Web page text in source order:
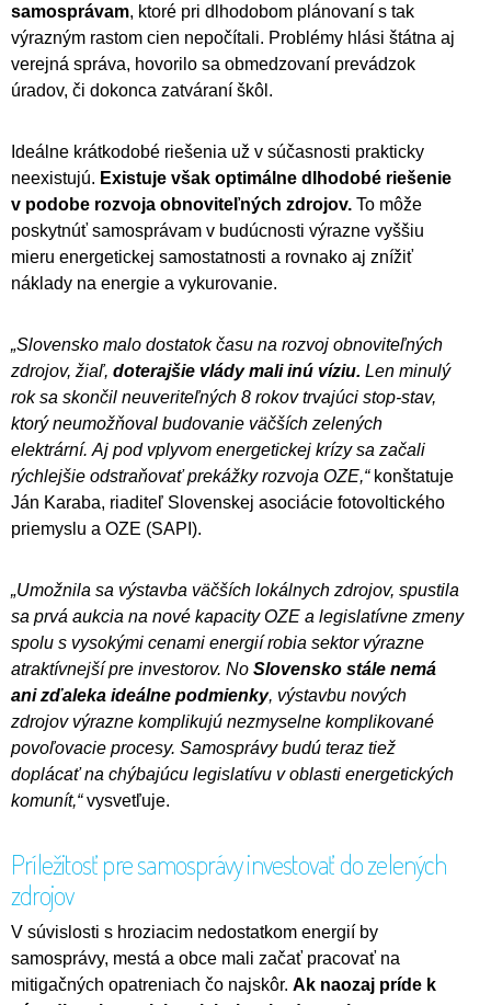
samosprávam, ktoré pri dlhodobom plánovaní s tak
výrazným rastom cien nepočítali. Problémy hlási štátna aj
verejná správa, hovorilo sa obmedzovaní prevádzok
úradov, či dokonca zatváraní škôl.
Ideálne krátkodobé riešenia už v súčasnosti prakticky
neexistujú. Existuje však optimálne dlhodobé riešenie
v podobe rozvoja obnoviteľných zdrojov. To môže
poskytnúť samosprávam v budúcnosti výrazne vyššiu
mieru energetickej samostatnosti a rovnako aj znížiť
náklady na energie a vykurovanie.
„Slovensko malo dostatok času na rozvoj obnoviteľných
zdrojov, žiaľ, doterajšie vlády mali inú víziu. Len minulý
rok sa skončil neuveriteľných 8 rokov trvajúci stop-stav,
ktorý neumožňoval budovanie väčších zelených
elektrární. Aj pod vplyvom energetickej krízy sa začali
rýchlejšie odstraňovať prekážky rozvoja OZE,“ konštatuje
Ján Karaba, riaditeľ Slovenskej asociácie fotovoltického
priemyslu a OZE (SAPI).
„Umožnila sa výstavba väčších lokálnych zdrojov, spustila
sa prvá aukcia na nové kapacity OZE a legislatívne zmeny
spolu s vysokými cenami energií robia sektor výrazne
atraktívnejší pre investorov. No Slovensko stále nemá
ani zďaleka ideálne podmienky, výstavbu nových
zdrojov výrazne komplikujú nezmyselne komplikované
povoľovacie procesy. Samosprávy budú teraz tiež
doplácať na chýbajúcu legislatívu v oblasti energetických
komunít,“vysvetľuje.
Príležitosť pre samosprávy investovať do zelených
zdrojov
V súvislosti s hroziacim nedostatkom energií by
samosprávy, mestá a obce mali začať pracovať na
mitigačných opatreniach čo najskôr. Ak naozaj príde k